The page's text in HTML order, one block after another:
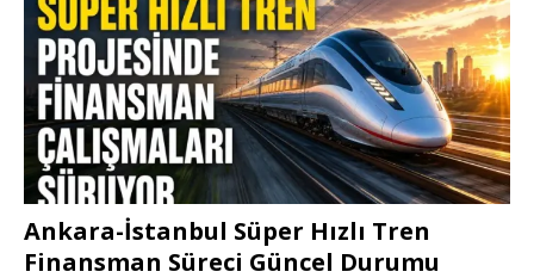
Ankara-İstanbul Süper Hızlı Tren
Finansman Süreci Güncel Durumu